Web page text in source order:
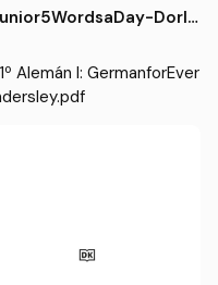
Dorli
Alemán I: GermanforEver